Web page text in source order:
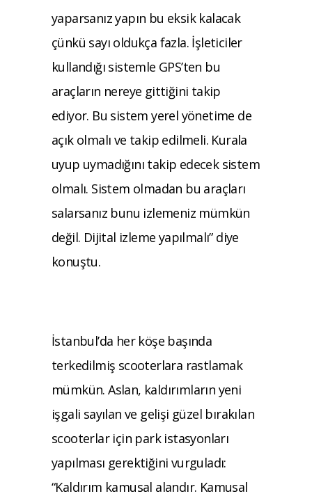
yaparsanız yapın bu eksik kalacak
çünkü sayı oldukça fazla. İşleticiler
kullandığı sistemle GPS’ten bu
araçların nereye gittiğini takip
ediyor. Bu sistem yerel yönetime de
açık olmalı ve takip edilmeli. Kurala
uyup uymadığını takip edecek sistem
olmalı. Sistem olmadan bu araçları
salarsanız bunu izlemeniz mümkün
değil. Dijital izleme yapılmalı” diye
konuştu.
İstanbul’da her köşe başında
terkedilmiş scooterlara rastlamak
mümkün. Aslan, kaldırımların yeni
işgali sayılan ve gelişi güzel bırakılan
scooterlar için park istasyonları
yapılması gerektiğini vurguladı:
“Kaldırım kamusal alandır. Kamusal